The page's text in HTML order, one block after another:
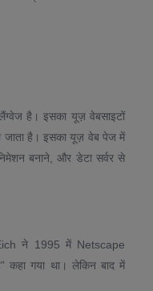
है। इसका यूज़ वेबसाइटों
जाता है। इसका यूज़ वेब पेज में
बनाने, और डेटा सर्वर से
ने 1995 में Netscape
कहा गया था। लेकिन बाद में